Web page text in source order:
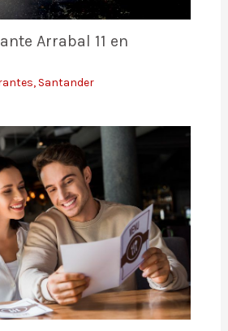
Arrabal 11 en
, Santander